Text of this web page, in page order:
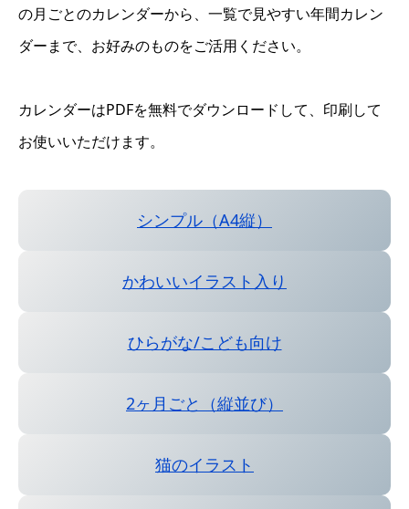
の月ごとのカレンダーから、一覧で見やすい年間カレン
ダーまで、お好みのものをご活用ください。
カレンダーはPDFを無料でダウンロードして、印刷して
お使いいただけます。
シンプル（A4縦）
かわいいイラスト入り
ひらがな/こども向け
2ヶ月ごと（縦並び）
猫のイラスト